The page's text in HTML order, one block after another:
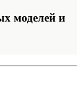
моделей и